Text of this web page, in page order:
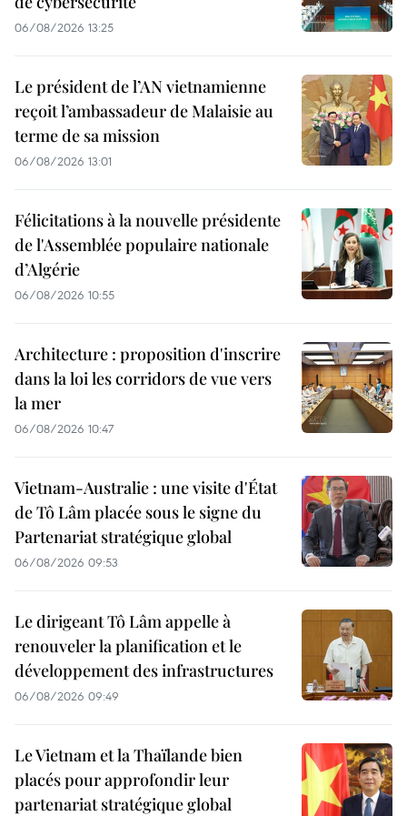
06/08/2026 13:25
Le président de l’AN vietnamienne
reçoit l’ambassadeur de Malaisie au
terme de sa mission
06/08/2026 13:01
Félicitations à la nouvelle présidente
de l'Assemblée populaire nationale
d’Algérie
06/08/2026 10:55
Architecture : proposition d'inscrire
dans la loi les corridors de vue vers
la mer
06/08/2026 10:47
Vietnam-Australie : une visite d'État
de Tô Lâm placée sous le signe du
Partenariat stratégique global
06/08/2026 09:53
Le dirigeant Tô Lâm appelle à
renouveler la planification et le
développement des infrastructures
06/08/2026 09:49
Le Vietnam et la Thaïlande bien
placés pour approfondir leur
partenariat stratégique global